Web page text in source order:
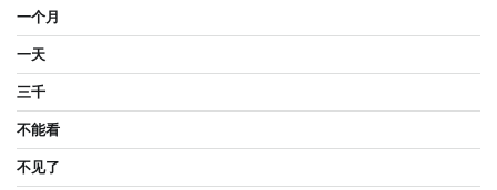
一个月
一天
三千
不能看
不见了